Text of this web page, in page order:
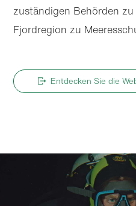
zuständigen Behörden
Fjordregion zu
Entdecken Sie die